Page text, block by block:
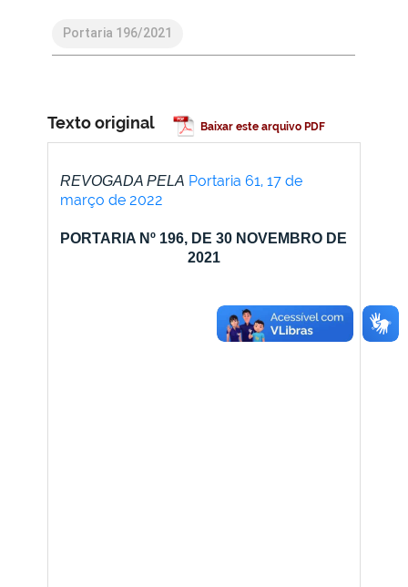
Portaria 196/2021
Texto original Baixar este arquivo PDF
REVOGADA PELA Portaria 61, 17 de
março de 2022
PORTARIA Nº 196, DE 30 NOVEMBRO DE
2021